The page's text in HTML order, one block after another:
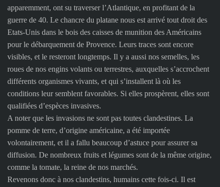
apparemment, ont su traverser l’Atlantique, en profitant de la
guerre de 40. Le chancre du platane nous est arrivé tout droit des
Etats-Unis dans le bois des caisses de munition des Américains
pour le débarquement de Provence. Leurs traces sont encore
visibles, et le resteront longtemps. Il y a aussi nos semelles, les
roues de nos engins volants ou terrestres, auxquelles s’accrochent
différents organismes vivants, et qui s’installent là où les
conditions leur semblent favorables. Si elles prospèrent, elles sont
qualifiées d’espèces invasives.
A noter que les invasions ne sont pas toutes clandestines. La
pomme de terre, d’origine américaine, a été importée
volontairement, et il a fallu beaucoup d’astuce pour assurer sa
diffusion. De nombreux fruits et légumes sont de la même origine,
comme la tomate, la reine de nos marchés.
Revenons donc à nos clandestins, humains cette fois-ci. Il est